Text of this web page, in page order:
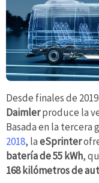
Desde finales de
Daimlerproduce la
Basada en la tercera
2018, laeSprinter
batería de 55 kWh,
168 kilómetros de